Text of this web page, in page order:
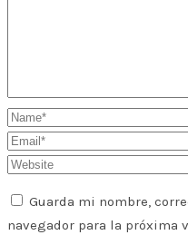
Guarda mi nombre,
navegador para la próxima